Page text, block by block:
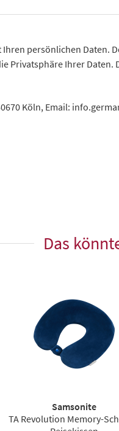
Ihren persönlichen Daten.
Privatsphäre Ihrer Daten.
Köln, Email:
Das
Samsonite
TA Revolution Memory-